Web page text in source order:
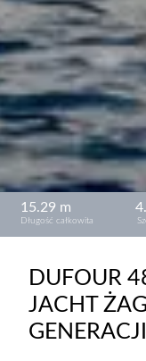
15.29 m
Długość całkowita
DUFOUR
JACHT
GENERACJI